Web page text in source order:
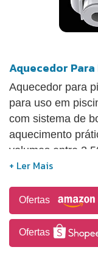
Aquecedor
Aquecedor para
para uso em
com sistema de
aquecimento
volumes entre
funcionamento
garantindo maior
com materiais
ligas metálicas,
confiabilidade. De
Ofertas
Ofertas